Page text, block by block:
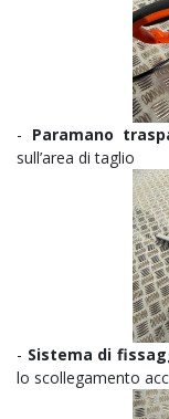
- Paramano
sull’area di taglio
- Sistema di
lo scollegamento